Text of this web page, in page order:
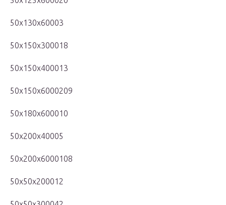
50x130x60003
50x150x300018
50x150x400013
50x150x6000209
50x180x600010
50x200x40005
50x200x6000108
50x50x200012